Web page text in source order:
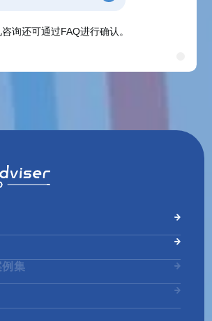
询还可通过FAQ进行确认。
集